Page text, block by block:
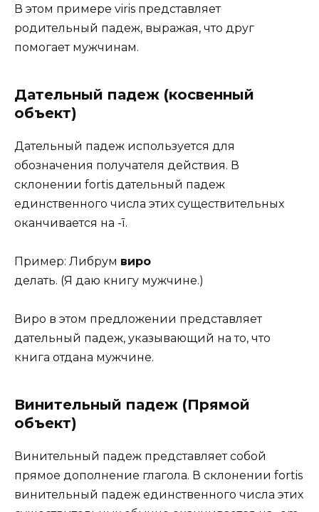
В этом примере viris представляет
родительный падеж, выражая, что друг
помогает мужчинам.
Дательный падеж (косвенный
объект)
Дательный падеж используется для
обозначения получателя действия. В
склонении fortis дательный падеж
единственного числа этих существительных
оканчивается на -ī.
Пример: Либрум виро
делать. (Я даю книгу мужчине.)
Виро в этом предложении представляет
дательный падеж, указывающий на то, что
книга отдана мужчине.
Винительный падеж (Прямой
объект)
Винительный падеж представляет собой
прямое дополнение глагола. В склонении fortis
винительный падеж единственного числа этих